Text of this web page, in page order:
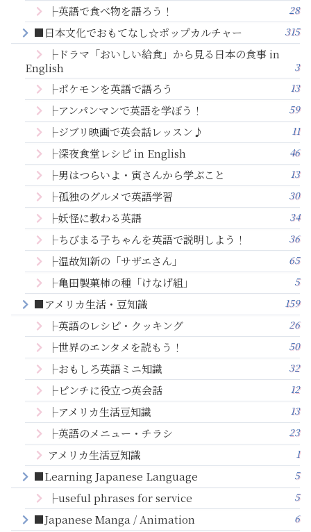
├英語で食べ物を語ろう！ 28
■日本文化でおもてなし☆ポップカルチャー 315
├ドラマ「おいしい給食」から見る日本の食事 in
English
3
├ポケモンを英語で語ろう 13
├アンパンマンで英語を学ぼう！ 59
├ジブリ映画で英会話レッスン♪ 11
├深夜食堂レシピ in English 46
├男はつらいよ・寅さんから学ぶこと 13
├孤独のグルメで英語学習 30
├妖怪に教わる英語 34
├ちびまる子ちゃんを英語で説明しよう！ 36
├温故知新の「サザエさん」 65
├亀田製菓柿の種「けなげ組」 5
■アメリカ生活・豆知識 159
├英語のレシピ・クッキング 26
├世界のエンタメを読もう！ 50
├おもしろ英語ミニ知識 32
├ピンチに役立つ英会話 12
├アメリカ生活豆知識 13
├英語のメニュー・チラシ 23
アメリカ生活豆知識 1
■Learning Japanese Language 5
├useful phrases for service 5
■Japanese Manga / Animation 6